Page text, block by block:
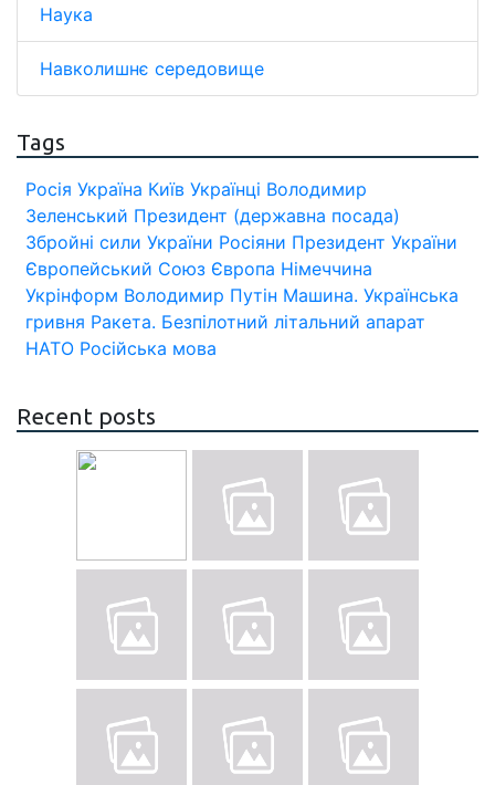
Наука
Навколишнє середовище
Tags
Росія Україна Київ Українці Володимир
Зеленський Президент (державна посада)
Збройні сили України Росіяни Президент України
Європейський Союз Європа Німеччина
Укрінформ Володимир Путін Машина. Українська
гривня Ракета. Безпілотний літальний апарат
НАТО Російська мова
Recent posts